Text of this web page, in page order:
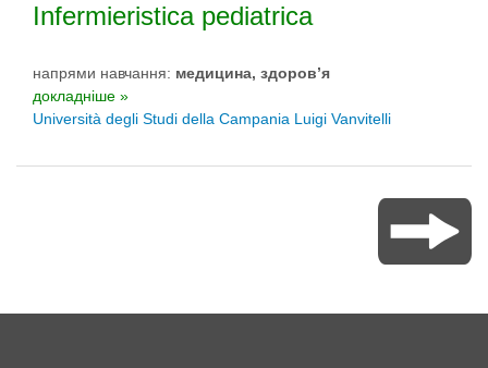
Infermieristica pediatrica
напрями навчання: медицина, здоров’я
докладніше »
Università degli Studi della Campania Luigi Vanvitelli